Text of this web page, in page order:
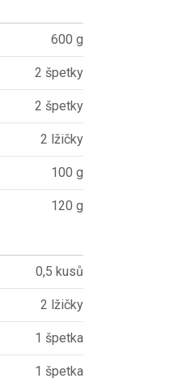
600 g
2 špetky
2 špetky
2 lžičky
100 g
120 g
0,5 kusů
2 lžičky
1 špetka
1 špetka